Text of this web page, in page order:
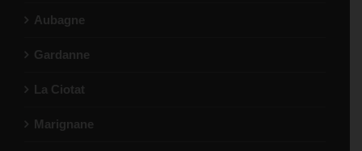
Aubagne
Gardanne
La Ciotat
Marignane